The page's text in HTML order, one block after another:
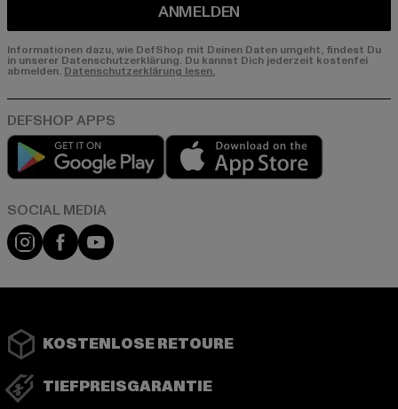
ANMELDEN
Informationen dazu, wie DefShop mit Deinen Daten umgeht, findest Du
in unserer Datenschutzerklärung. Du kannst Dich jederzeit kostenfei
abmelden. Datenschutzerklärung lesen.
Play market
Instagram
FacebookYouTube
KOSTENLOSE RETOURE
TIEFPREISGARANTIE